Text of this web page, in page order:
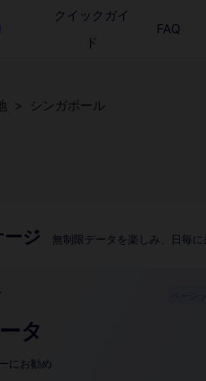
クイックガイ
ド
FAQ
> シンガポール
ジ 無制限データを楽しみ、日毎
タ
にお勧め